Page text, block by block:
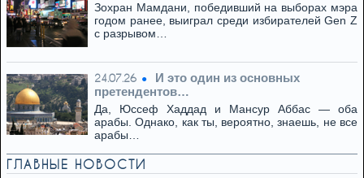
Зохран Мамдани, победивший на выборах мэра
годом ранее, выиграл среди избирателей Gen Z
с разрывом…
24.07.26
И это один из основных
претендентов…
Да, Юссеф Хаддад и Мансур Аббас — оба
арабы. Однако, как ты, вероятно, знаешь, не все
арабы…
ГЛАВНЫЕ НОВОСТИ